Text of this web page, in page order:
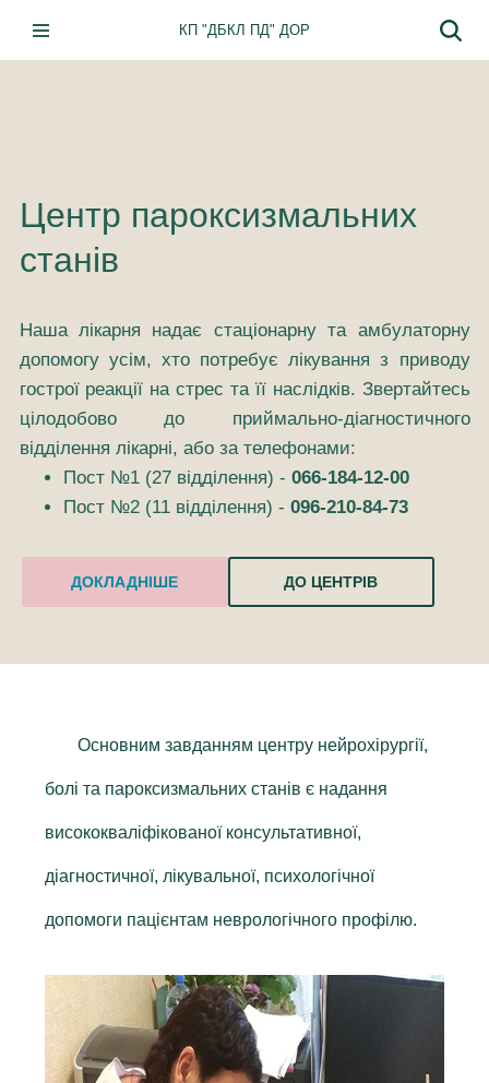
Перейти
КП "ДБКЛ ПД" ДОР
Центр пароксизмальних
станів
Наша лікарня надає стаціонарну та амбулаторну
допомогу усім, хто потребує лікування з приводу
гострої реакції на стрес та її наслідків. Звертайтесь
цілодобово до приймально-діагностичного
відділення лікарні, або за телефонами:
Пост №1 (27 відділення) - 066-184-12-00
Пост №2 (11 відділення) - 096-210-84-73
ДОКЛАДНІШЕ ДО ЦЕНТРІВ
Основним завданням центру нейрохірургії,
болі та пароксизмальних станів є надання
висококваліфікованої консультативної,
діагностичної, лікувальної, психологічної
допомоги пацієнтам неврологічного профілю.